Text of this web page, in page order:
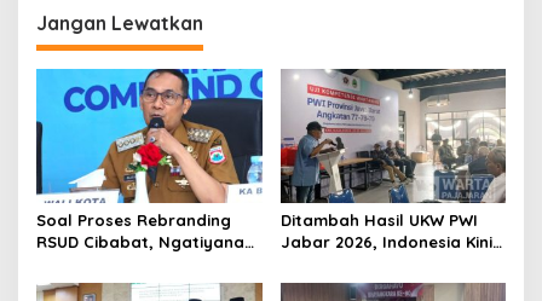
Jangan Lewatkan
Soal Proses Rebranding
RSUD Cibabat, Ngatiyana
Perlu Persetujuan DPRD
Ditambah Hasil UKW PWI
Jabar 2026, Indonesia Kini
Wartawan Kompeten